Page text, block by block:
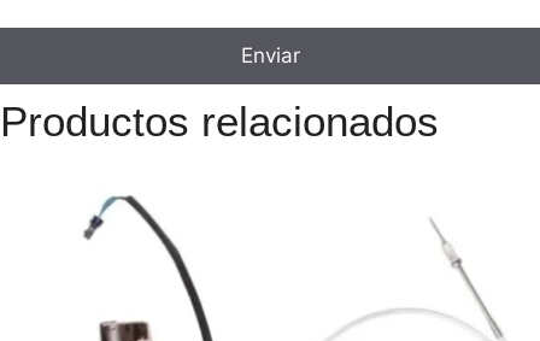
Productos relacionados